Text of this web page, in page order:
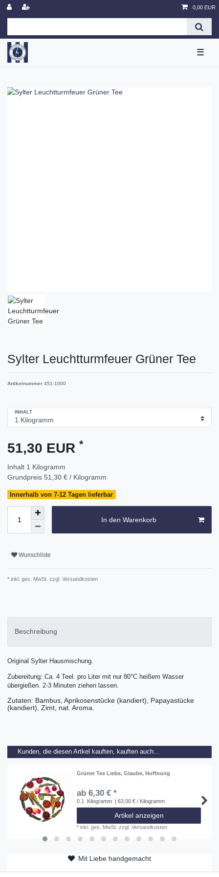
0,00 EUR
☰
Sylter Leuchtturmfeuer Grüner Tee
Artikelnummer 451-1000
INHALT
51,30 EUR *
Inhalt 1 Kilogramm
Grundpreis 51,30 € / Kilogramm
Innerhalb von 7-12 Tagen lieferbar
In den Warenkorb
Wunschliste
* inkl. ges. MwSt. zzgl. Versandkosten
Beschreibung
Original Sylter Hausmischung.
Zubereitung: Ca. 4 Teel. pro Liter mit nur 80°C heißem Wasser
übergießen. 2-3 Minuten ziehen lassen.
Zutaten: Bambus, Aprikosenstücke (kandiert), Papayastücke
(kandiert), Zimt, nat. Aroma.
Kunden, die diesen Artkel kauften, kauften auch...
Grüner Tee Liebe, Glaube, Hoffnung
ab 6,30 € *
0.1 Kilogramm | 63,00 € / Kilogramm
Artikel anzeigen
*inkl. ges. MwSt. zzgl.Versandkosten
Mit Liebe handgemacht